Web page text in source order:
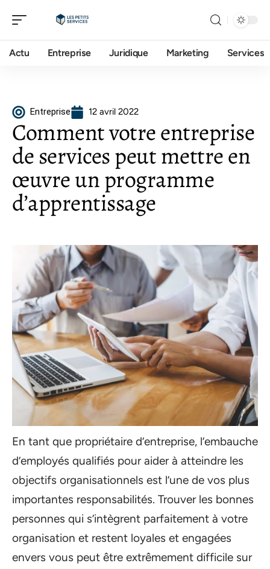
Actu Entreprise Juridique Marketing Services
Entreprise 12 avril 2022
Comment votre entreprise
de services peut mettre en
œuvre un programme
d’apprentissage
En tant que propriétaire d’entreprise, l’embauche
d’employés qualifiés pour aider à atteindre les
objectifs organisationnels est l’une de vos plus
importantes responsabilités. Trouver les bonnes
personnes qui s’intègrent parfaitement à votre
organisation et restent loyales et engagées
envers vous peut être extrêmement difficile sur